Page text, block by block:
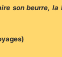
son beurre, la